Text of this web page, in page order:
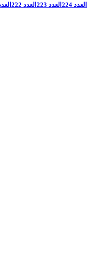
العدد 224 العدد 223 العدد 222 العدد